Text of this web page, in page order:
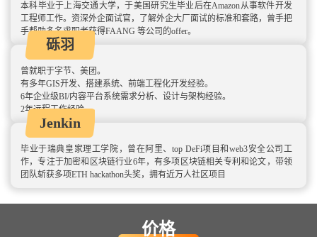
本科毕业于上海交通⼤学，于美国研究⽣毕业后在Amazon从事软件开发
⼯程师⼯作。资深外企⾯试官，了解外企⼤⼚⾯试的标准和套路，曾⼿把
⼿帮助多名求职者获得FAANG 等公司的offer。
砾羽
曾就职于字节、美团。
有多年GIS开发、搭建系统、前端工程化开发经验。
6年企业级BI/内容平台系统需求分析、设计与架构经验。
2年远程工作经验。
Jenkin
毕业于瑞典皇家理工学院，曾在阿里、top DeFi项目和web3安全公司工
作，专注于加密和区块链行业6年，有多项区块链相关专利和论文，带领
团队斩获多项ETH hackathon头奖，拥有近万人社区项目
价格